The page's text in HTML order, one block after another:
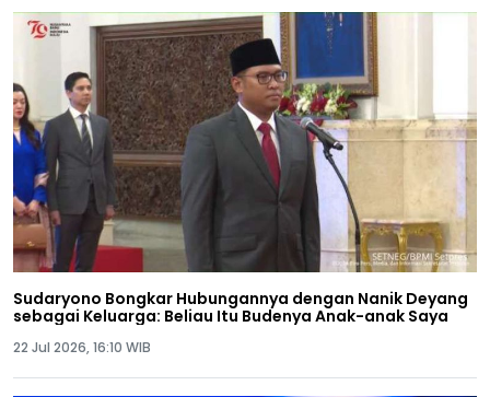
Sudaryono Bongkar Hubungannya dengan Nanik Deyang
sebagai Keluarga: Beliau Itu Budenya Anak-anak Saya
22 Jul 2026, 16:10 WIB